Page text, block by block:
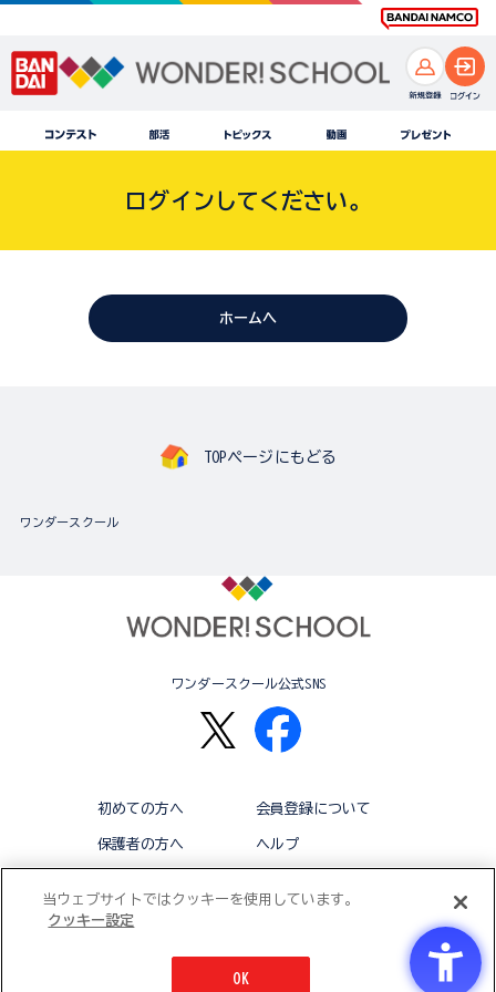
ログインしてください。
ホームへ
TOPページにもどる
ワンダースクール
ワンダースクール公式SNS
初めての方へ 会員登録について
保護者の方へ ヘルプ
© BANDAI CO.,LTD 2015 ALL RIGHTS RESERVED
当ウェブサイトではクッキーを使用しています。
クッキー設定
OK